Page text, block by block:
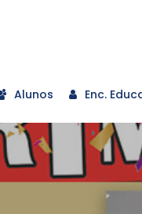
Alunos Enc.